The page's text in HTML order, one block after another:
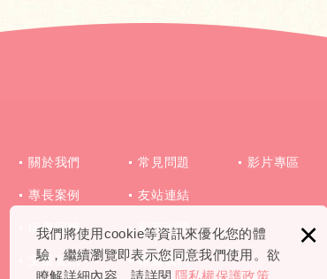
我們將使用cookie等資訊來優化您的體
驗，繼續瀏覽即表示您同意我們使用。欲
瞭解詳細內容，請詳閱 隱私權保護政策
×
關於我們
專長案例
病患回饋
文章資訊
常見問題
友站連結
留言詢問
聯絡我們
影片專區